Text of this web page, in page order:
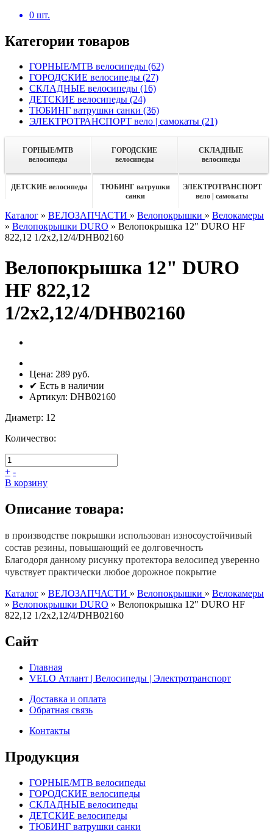
0 шт.
Категории товаров
ГОРНЫЕ/MTB велосипеды (62)
ГОРОДСКИЕ велосипеды (27)
СКЛАДНЫЕ велосипеды (16)
ДЕТСКИЕ велосипеды (24)
ТЮБИНГ ватрушки санки (36)
ЭЛЕКТРОТРАНСПОРТ вело | самокаты (21)
ГОРНЫЕ/MTB
велосипеды
ГОРОДСКИЕ
велосипеды
СКЛАДНЫЕ
велосипеды
ДЕТСКИЕ велосипеды
ТЮБИНГ ватрушки
санки
ЭЛЕКТРОТРАНСПОРТ
вело | самокаты
Каталог » ВЕЛОЗАПЧАСТИ » Велопокрышки » Велокамеры
» Велопокрышки DURO » Велопокрышка 12" DURO HF
822,12 1/2х2,12/4/DHB02160
Велопокрышка 12" DURO
HF 822,12
1/2х2,12/4/DHB02160
Цена: 289 руб.
✔ Есть в наличии
Артикул: DHB02160
Диаметр: 12
Количество:
+ -
В корзину
Описание товара:
в производстве покрышки использован износоустойчивый
состав резины, повышающий ее долговечность
Благодоря данному рисунку протектора велосипед уверенно
чувствует практически любое дорожное покрытие
Каталог » ВЕЛОЗАПЧАСТИ » Велопокрышки » Велокамеры
» Велопокрышки DURO » Велопокрышка 12" DURO HF
822,12 1/2х2,12/4/DHB02160
Сайт
Главная
VELO Атлант | Велосипеды | Электротранспорт
Доставка и оплата
Обратная связь
Контакты
Продукция
ГОРНЫЕ/MTB велосипеды
ГОРОДСКИЕ велосипеды
СКЛАДНЫЕ велосипеды
ДЕТСКИЕ велосипеды
ТЮБИНГ ватрушки санки